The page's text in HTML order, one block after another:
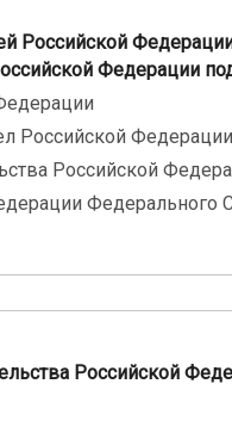
Российской
Федерации
Российской Федерации
Российской
Федерального
Российской